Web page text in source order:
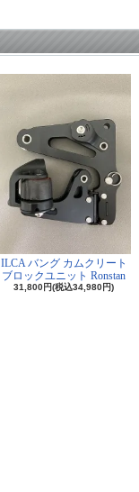
ILCA バング カムクリート
ブロックユニット Ronstan
31,800円(税込34,980円)